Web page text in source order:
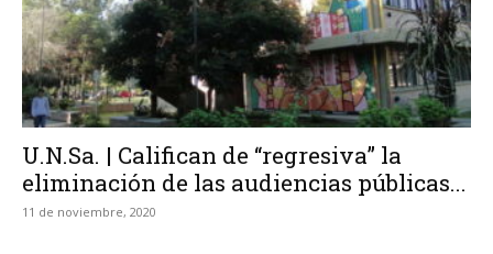
U.N.Sa. | Califican de “regresiva” la
eliminación de las audiencias públicas...
11 de noviembre, 2020